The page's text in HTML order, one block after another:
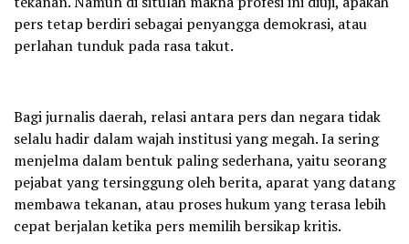
pers tetap berdiri sebagai penyangga demokrasi, atau
perlahan tunduk pada rasa takut.
Bagi jurnalis daerah, relasi antara pers dan negara tidak
selalu hadir dalam wajah institusi yang megah. Ia sering
menjelma dalam bentuk paling sederhana, yaitu seorang
pejabat yang tersinggung oleh berita, aparat yang datang
membawa tekanan, atau proses hukum yang terasa lebih
cepat berjalan ketika pers memilih bersikap kritis.